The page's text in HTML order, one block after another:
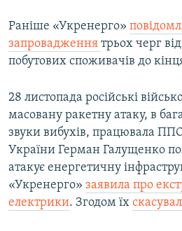
Раніше «Укренерго»
запровадження трьох черг
побутових споживачів до
28 листопада російські
масовану ракетну атаку, в
звуки вибухів, працювала
України Герман Галущенко
атакує енергетичну
«Укренерго» заявила про
електрики. Згодом їх